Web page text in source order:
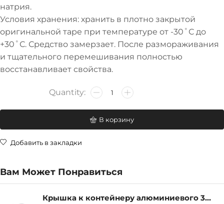
натрия.
Условия хранения: хранить в плотно закрытой
оригинальной таре при температуре от -30˚С до
+30˚С. Средство замерзает. После размораживания
и тщательного перемешивания полностью
восстанавливает свойства.
В корзину
Добавить в закладки
Вам Может Понравиться
Крышка к контейнеру алюминиевого 380мл